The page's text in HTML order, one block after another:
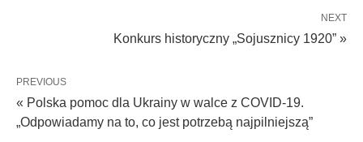
NEXT
Konkurs historyczny „Sojusznicy 1920” »
PREVIOUS
« Polska pomoc dla Ukrainy w walce z COVID-19.
„Odpowiadamy na to, co jest potrzebą najpilniejszą”